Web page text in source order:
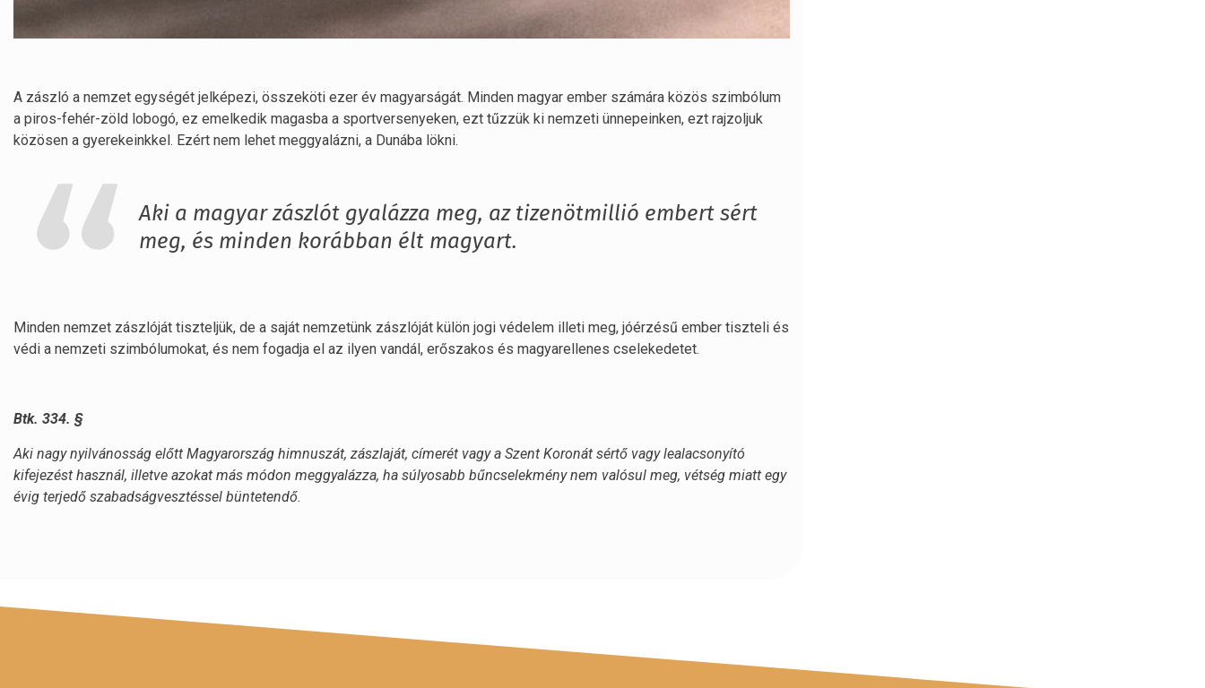
A zászló a nemzet egységét jelképezi, összeköti ezer év magyarságát. Minden magyar ember számára közös szimbólum
a piros-fehér-zöld lobogó, ez emelkedik magasba a sportversenyeken, ezt tűzzük ki nemzeti ünnepeinken, ezt rajzoljuk
közösen a gyerekeinkkel. Ezért nem lehet meggyalázni, a Dunába lökni.
Aki a magyar zászlót gyalázza meg, az tizenötmillió embert sért
meg, és minden korábban élt magyart.
Minden nemzet zászlóját tiszteljük, de a saját nemzetünk zászlóját külön jogi védelem illeti meg, jóérzésű ember tiszteli és
védi a nemzeti szimbólumokat, és nem fogadja el az ilyen vandál, erőszakos és magyarellenes cselekedetet.
Btk. 334. §
Aki nagy nyilvánosság előtt Magyarország himnuszát, zászlaját, címerét vagy a Szent Koronát sértő vagy lealacsonyító
kifejezést használ, illetve azokat más módon meggyalázza, ha súlyosabb bűncselekmény nem valósul meg, vétség miatt egy
évig terjedő szabadságvesztéssel büntetendő.